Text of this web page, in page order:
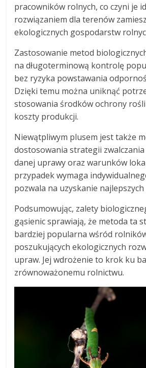
pracowników rolnych, co czyni je
rozwiązaniem dla terenów
ekologicznych gospodarstw
Zastosowanie metod
na długoterminową kontrolę
bez ryzyka powstawania
Dzięki temu można uniknąć
stosowania środków ochrony
koszty produkcji.
Niewątpliwym plusem jest także
dostosowania strategii
danej uprawy oraz warunków
przypadek wymaga
pozwala na uzyskanie
Podsumowując, zalety
gąsienic sprawiają, że metoda ta
bardziej popularna wśród
poszukujących ekologicznych
upraw. Jej wdrożenie to krok ku
zrównoważonemu rolnictwu.